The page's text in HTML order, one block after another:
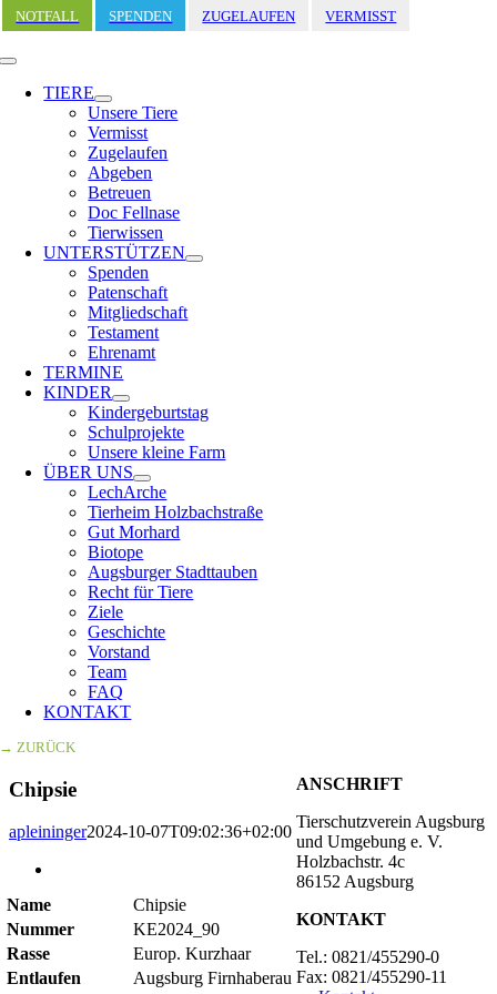
Zum
Inhalt
springen
NOTFALL SPENDEN ZUGELAUFEN VERMISST
Toggle
Navigation
TIERE
Unsere Tiere
Vermisst
Zugelaufen
Abgeben
Betreuen
Doc Fellnase
Tierwissen
UNTERSTÜTZEN
Spenden
Patenschaft
Mitgliedschaft
Testament
Ehrenamt
TERMINE
KINDER
Kindergeburtstag
Schulprojekte
Unsere kleine Farm
ÜBER UNS
LechArche
Tierheim Holzbachstraße
Gut Morhard
Biotope
Augsburger Stadttauben
Recht für Tiere
Ziele
Geschichte
Vorstand
Team
FAQ
KONTAKT
→ ZURÜCK
Chipsie
apleininger2024-10-07T09:02:36+02:00
Name
Chipsie
Nummer
KE2024_90
Rasse
Europ. Kurzhaar
Entlaufen
Augsburg Firnhaberau
ANSCHRIFT
Tierschutzverein Augsburg
und Umgebung e. V.
Holzbachstr. 4c
86152 Augsburg
KONTAKT
Tel.: 0821/455290-0
Fax: 0821/455290-11